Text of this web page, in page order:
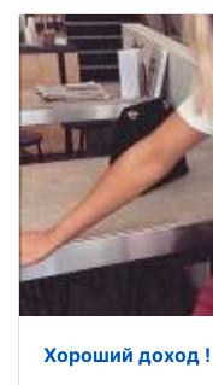
Хороший доход !